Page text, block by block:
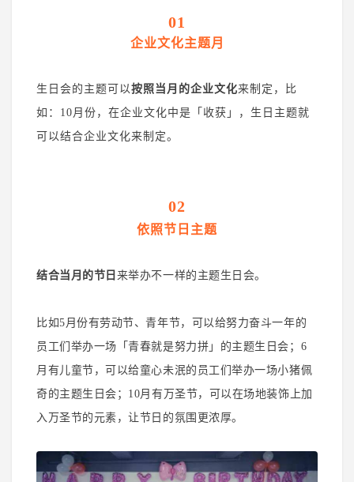
01
企业文化主题月
生日会的主题可以按照当月的企业文化来制定，比
如： 10月份，在企业文化中是「收获」，生日主题就
可以结合企业文化来制定。
02
依照节日主题
结合当月的节日 来举办不一样的主题生日会。
比如5月份有劳动节、青年节，可以给努力奋斗一年的
员工们举办一场「青春就是努力拼」的主题生日会； 6
月有儿童节，可以给童心未泯的员工们举办一场小猪佩
奇的主题生日会； 10月有万圣节，可以在场地装饰上加
入万圣节的元素，让节日的氛围更浓厚。